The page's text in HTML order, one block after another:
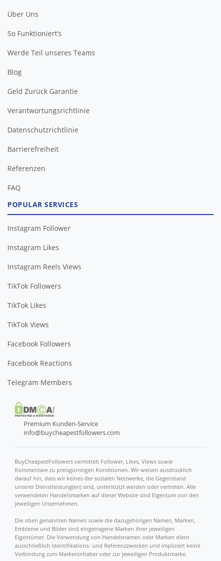
Über Uns
So Funktioniert’s
Werde Teil unseres Teams
Blog
Geld Zurück Garantie
Verantwortungsrichtlinie
Datenschutzrichtlinie
Barrierefreiheit
FAQ
POPULAR SERVICES
Instagram Follower
Instagram Likes
Instagram Reels Views
TikTok Followers
TikTok Likes
TikTok Views
Facebook Followers
Facebook Reactions
Telegram Members
Premium Kunden-Service
info@buycheapestfollowers.com
BuyCheapestFollowers vermittelt Follower, Likes, Views sowie
Kommentare zu preisgünstigen Konditionen. Wir weisen ausdrücklich
darauf hin, dass wir keines der sozialen Netzwerke, die Gegenstand
unserer Dienstleistung(en) sind, unterstützt werden oder vertreten. Alle
verwendeten Handelsmarken auf dieser Website sind Eigentum von den
jeweiligen Unternehmen.
Die oben genannten Namen sowie die dazugehörigen Namen, Marken,
Embleme und Bilder sind eingetragene Marken ihrer jeweiligen
Eigentümer. Die Verwendung von Handelsnamen oder Marken dient
ausschließlich Identifikations- und Referenzzwecken und impliziert keine
Verbindung zum Markeninhaber oder zur jeweiligen Produktmarke.